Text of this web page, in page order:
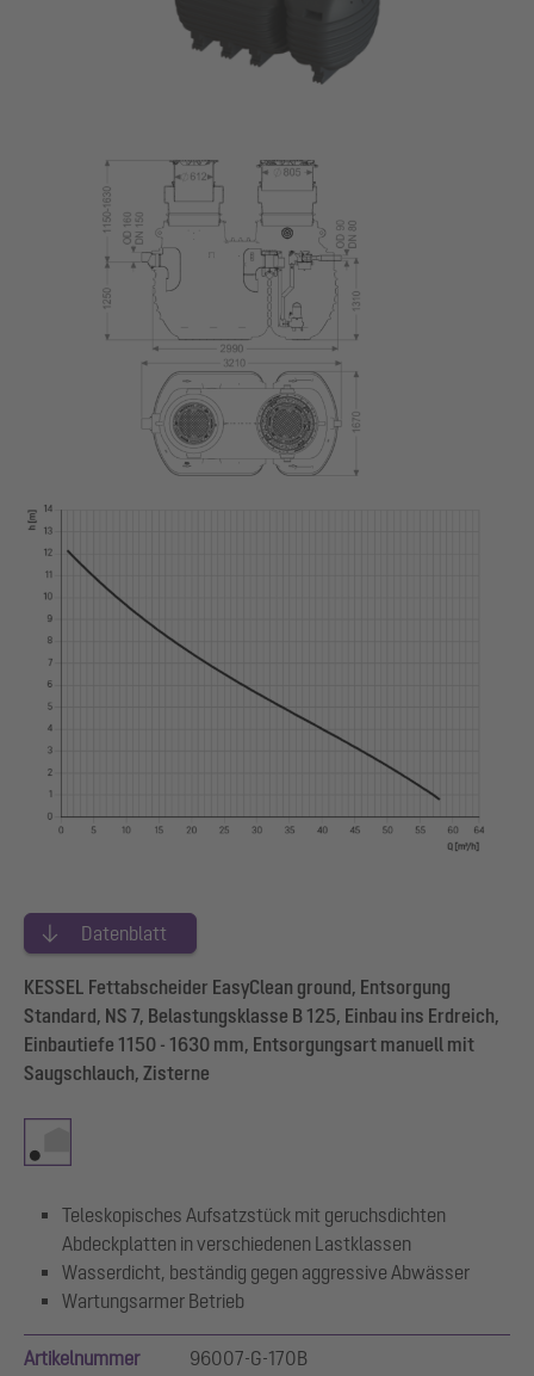
Datenblatt
KESSEL Fettabscheider EasyClean ground, Entsorgung
Standard, NS 7, Belastungsklasse B 125, Einbau ins Erdreich,
Einbautiefe 1150 - 1630 mm, Entsorgungsart manuell mit
Saugschlauch, Zisterne
Teleskopisches Aufsatzstück mit geruchsdichten
Abdeckplatten in verschiedenen Lastklassen
Wasserdicht, beständig gegen aggressive Abwässer
Wartungsarmer Betrieb
Artikelnummer 96007-G-170B